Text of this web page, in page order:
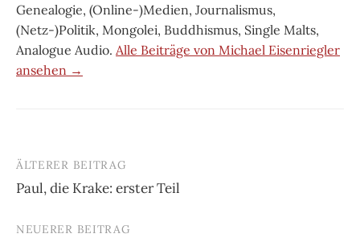
Genealogie, (Online-)Medien, Journalismus,
(Netz-)Politik, Mongolei, Buddhismus, Single Malts,
Analogue Audio. Alle Beiträge von Michael Eisenriegler
ansehen →
Beitrags-
Navigation
ÄLTERER BEITRAG
Paul, die Krake: erster Teil
NEUERER BEITRAG